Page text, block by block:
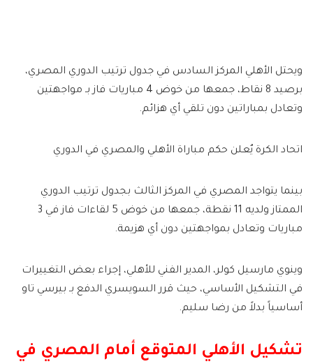
ويحتل الأهلي المركز السادس في جدول ترتيب الدوري المصري،
برصيد 8 نقاط، جمعها من خوض 4 مباريات فاز بـ مواجهتين
وتعادل بمباراتين دون تلقي أي هزائم.
اتحاد الكرة يٌعلن حكم مباراة الأهلي والمصري في الدوري
بينما يتواجد المصري في المركز الثالث بجدول ترتيب الدوري
الممتاز ولديه 11 نقطة، جمعها من خوض 5 لقاءات فاز في 3
مباريات وتعادل بمواجهتين دون أي هزيمة.
وينوي مارسيل كولر، المدير الفني للأهلي، إجراء بعض التغييرات
في التشكيل الأساسي، حيث قرر السويسري الدفع بـ بيرسي تاو
أساسياً بدلاً من رضا سليم.
تشكيل الأهلي المتوقع أمام المصري في